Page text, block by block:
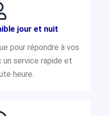
jour et nuit
pour répondre à vos
un service rapide et
heure.